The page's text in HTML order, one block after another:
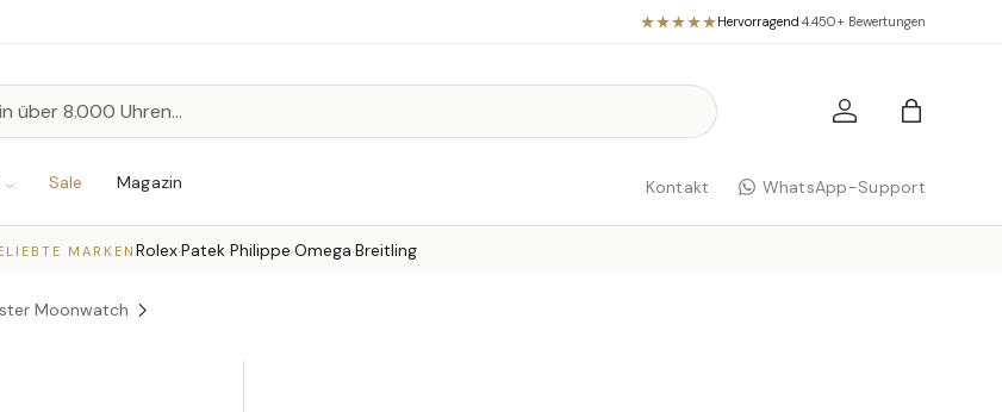
Hervorragend·4.450+ Bewertungen
Einloggen
Sale Magazin Kontakt WhatsApp-Support
MARKEN Rolex·Patek Philippe·Omega·Breitling
Moonwatch